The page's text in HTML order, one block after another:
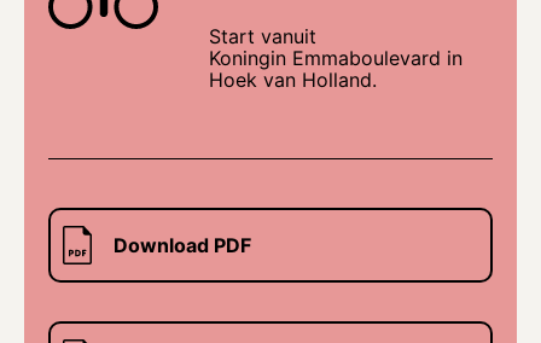
Start vanuit
Koningin Emmaboulevard in
Hoek van Holland.
Download PDF